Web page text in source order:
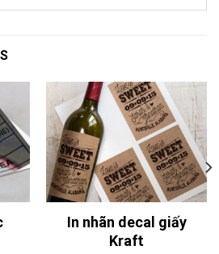
In nhãn decal giấy
Kraft